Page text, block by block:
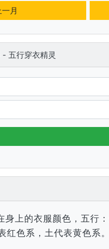
月
五行穿衣精灵
身上的衣服颜色，五行
红色系，土代表黄色系。